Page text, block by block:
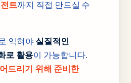
트까지 직접 만드실 수
익혀야 실질적인
로 활용이 가능합니다.
드리기 위해 준비한